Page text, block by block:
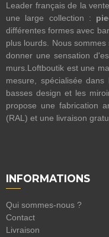
Leader français de la
une large collection :
différentes formes avec
plus lourds. Nous sommes
donner une sensation
murs.Loftboutik est une
mesure, spécialisée
basses design et les
propose une fabrication
(RAL) et une livraison
INFORMATIONS
Qui sommes-nous ?
Contact
Livraison